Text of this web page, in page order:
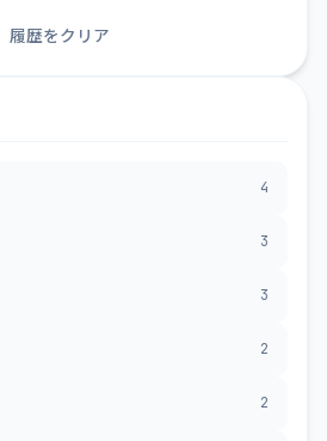
履歴をクリア
4
3
3
2
2